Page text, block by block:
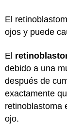
El
ojos y puede
El
debido a una
después de
exactamente
retinoblastoma
ojo.